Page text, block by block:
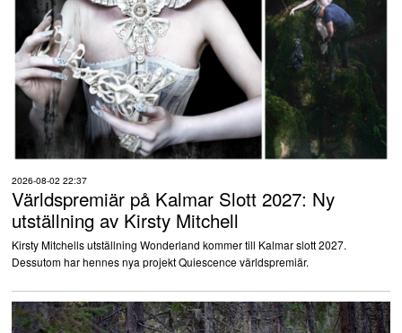
2026-08-02 22:37
Världspremiär på Kalmar Slott 2027: Ny
utställning av Kirsty Mitchell
Kirsty Mitchells utställning Wonderland kommer till Kalmar slott 2027.
Dessutom har hennes nya projekt Quiescence världspremiär.